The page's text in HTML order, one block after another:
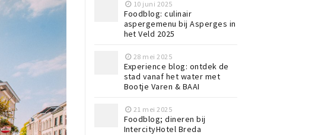
10 juni 2025
Foodblog: culinair
aspergemenu bij Asperges in
het Veld 2025
28 mei 2025
Experience blog: ontdek de
stad vanaf het water met
Bootje Varen & BAAI
21 mei 2025
Foodblog; dineren bij
IntercityHotel Breda